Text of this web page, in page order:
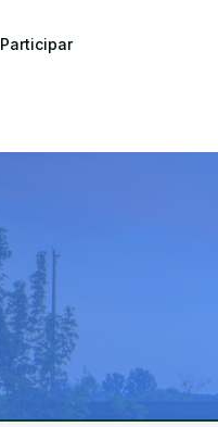
Participar